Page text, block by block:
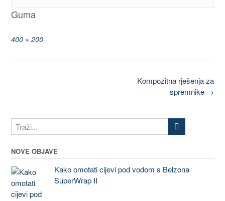
Guma
400 × 200
Kompozitna rješenja za
spremnike →
NOVE OBJAVE
Kako omotati cijevi pod vodom s Belzona
SuperWrap II